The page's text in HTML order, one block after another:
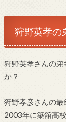
狩野英孝の
狩野英孝さんの弟
か？
狩野孝彦さんの最
2003年に築舘高校